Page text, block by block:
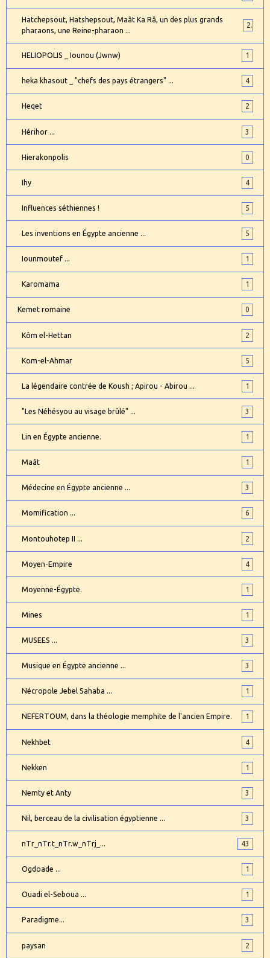
Hatchepsout, Hatshepsout, Maât Ka Râ, un des plus grands
pharaons, une Reine-pharaon ...
2
HELIOPOLIS _ Iounou (Jwnw) 1
heka khasout _ "chefs des pays étrangers" ... 4
Heqet 2
Hérihor ... 3
Hierakonpolis 0
Ihy 4
Influences séthiennes ! 5
Les inventions en Égypte ancienne ... 5
Iounmoutef ... 1
Karomama 1
Kemet romaine 0
Kôm el-Hettan 2
Kom-el-Ahmar 5
La légendaire contrée de Koush ; Apirou - Abirou ... 1
"Les Néhésyou au visage brûlé" ... 3
Lin en Égypte ancienne. 1
Maât 1
Médecine en Égypte ancienne ... 3
Momification ... 6
Montouhotep II ... 2
Moyen-Empire 4
Moyenne-Égypte. 1
Mines 1
MUSEES ... 3
Musique en Égypte ancienne ... 3
Nécropole Jebel Sahaba ... 1
NEFERTOUM, dans la théologie memphite de l'ancien Empire. 1
Nekhbet 4
Nekken 1
Nemty et Anty 3
Nil, berceau de la civilisation égyptienne ... 3
nTr_nTr.t_nTr.w_nTrj_... 43
Ogdoade ... 1
Ouadi el-Seboua ... 1
Paradigme... 3
paysan 2